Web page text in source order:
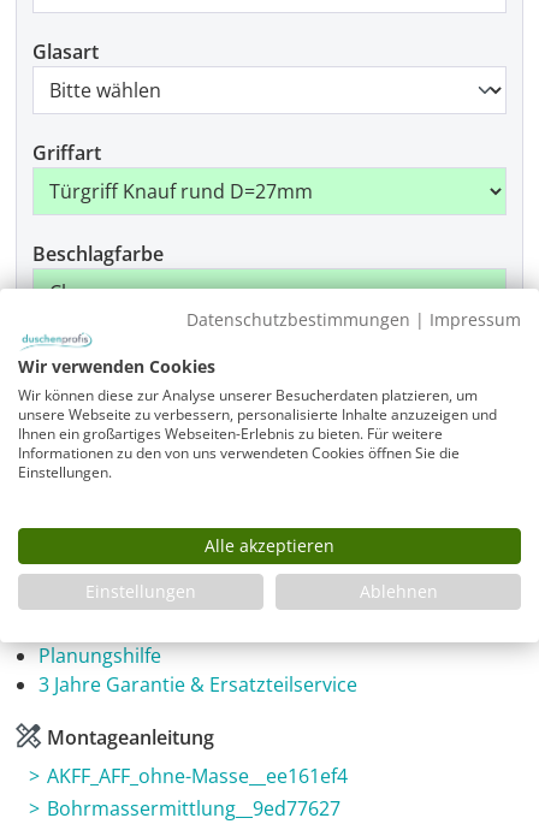
Glasart
Griffart
Beschlagfarbe
Montage
Produkt Anzahl: Gib den gewünschten
Infos
Planungshilfe
3 Jahre Garantie & Ersatzteilservice
Montageanleitung
AKFF_AFF_ohne-Masse__ee161ef4
Bohrmassermittlung__9ed77627
Datenschutzbestimmungen | Impressum
Wir verwenden Cookies
Wir können diese zur Analyse unserer Besucherdaten platzieren, um
unsere Webseite zu verbessern, personalisierte Inhalte anzuzeigen und
Ihnen ein großartiges Webseiten-Erlebnis zu bieten. Für weitere
Informationen zu den von uns verwendeten Cookies öffnen Sie die
Einstellungen.
Alle akzeptieren
Einstellungen
Ablehnen